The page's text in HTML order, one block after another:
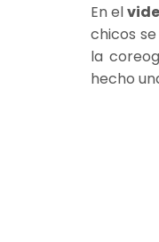
En el
chicos
la
hecho